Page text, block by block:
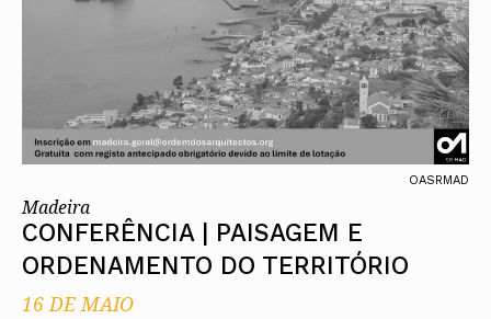
OASRMAD
Madeira
CONFERÊNCIA | PAISAGEM E
ORDENAMENTO DO TERRITÓRIO
16 DE MAIO